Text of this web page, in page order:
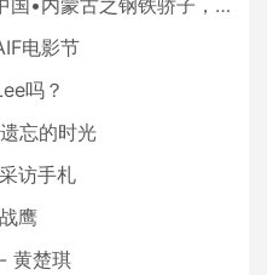
•内蒙古之钢铁骄子，魅力包头
电影节
吗？
忘的时光
访手札
鹰
黄楚琪